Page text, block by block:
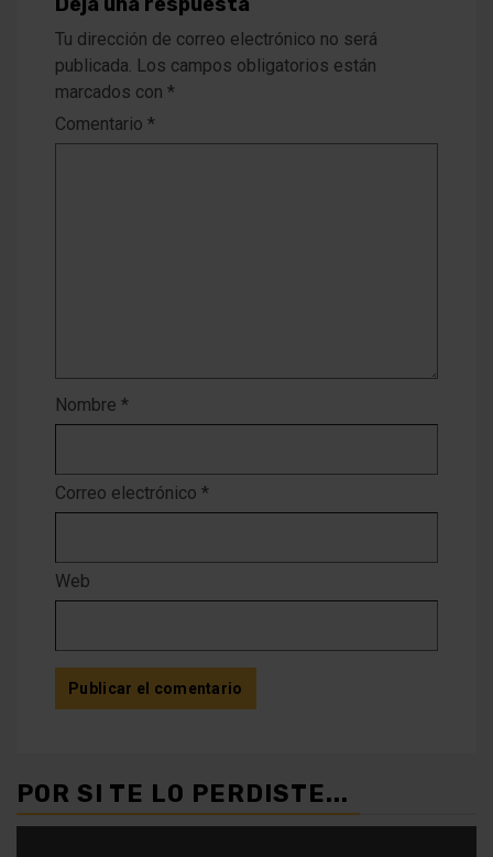
Tu dirección de correo electrónico no será
publicada. Los campos obligatorios están
marcados con *
Comentario *
Nombre *
Correo electrónico *
Web
POR SI TE LO PERDISTE...